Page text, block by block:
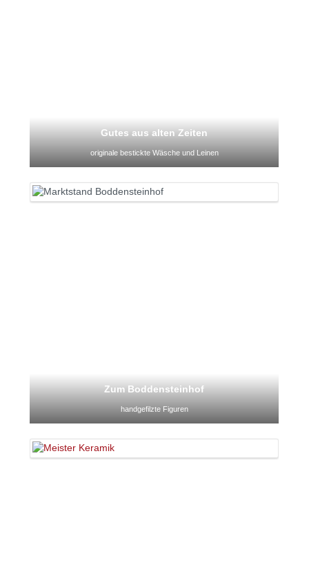
Gutes aus alten Zeiten
originale bestickte Wäsche und Leinen
Zum Boddensteinhof
handgefilzte Figuren